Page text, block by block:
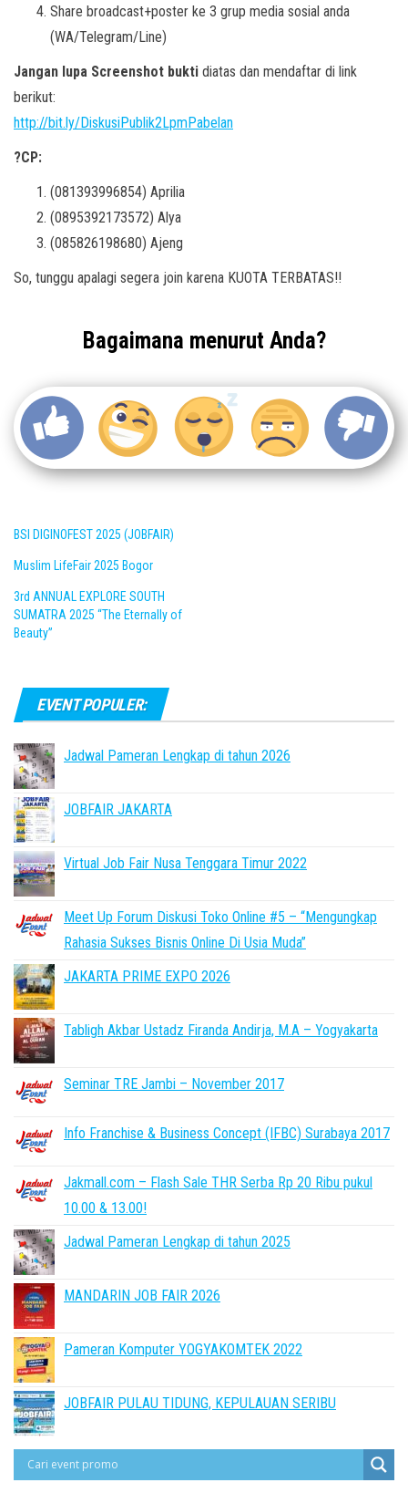
Share broadcast+poster ke 3 grup media sosial anda
(WA/Telegram/Line)
Jangan lupa Screenshot bukti diatas dan mendaftar di link
berikut:
http://bit.ly/DiskusiPublik2LpmPabelan
?CP:
(081393996854) Aprilia
(0895392173572) Alya
(085826198680) Ajeng
So, tunggu apalagi segera join karena KUOTA TERBATAS!!
Bagaimana menurut Anda?
BSI DIGINOFEST 2025 (JOBFAIR)
Muslim LifeFair 2025 Bogor
3rd ANNUAL EXPLORE SOUTH
SUMATRA 2025 “The Eternally of
Beauty”
EVENT POPULER:
Jadwal Pameran Lengkap di tahun 2026
JOBFAIR JAKARTA
Virtual Job Fair Nusa Tenggara Timur 2022
Meet Up Forum Diskusi Toko Online #5 – “Mengungkap
Rahasia Sukses Bisnis Online Di Usia Muda”
JAKARTA PRIME EXPO 2026
Tabligh Akbar Ustadz Firanda Andirja, M.A – Yogyakarta
Seminar TRE Jambi – November 2017
Info Franchise & Business Concept (IFBC) Surabaya 2017
Jakmall.com – Flash Sale THR Serba Rp 20 Ribu pukul
10.00 & 13.00!
Jadwal Pameran Lengkap di tahun 2025
MANDARIN JOB FAIR 2026
Pameran Komputer YOGYAKOMTEK 2022
JOBFAIR PULAU TIDUNG, KEPULAUAN SERIBU